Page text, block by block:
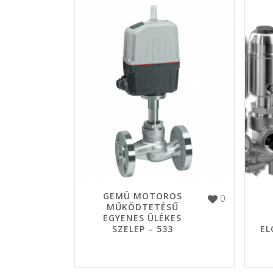
0
GEMÜ MOTOROS
MŰKÖDTETÉSŰ
EGYENES ÜLÉKES
SZELEP – 533